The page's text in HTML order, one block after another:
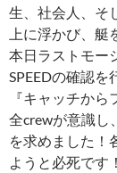
生、社会人、そ
上に浮かび、艇
本日ラストモー
SPEEDの確認を
『キャッチか
全crewが意識し
を求めました！
ようと必死です！